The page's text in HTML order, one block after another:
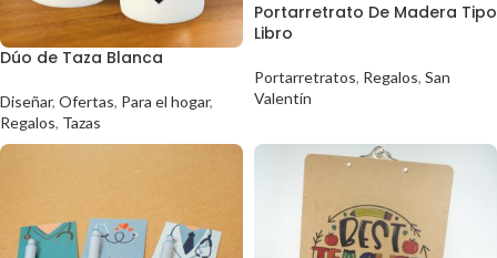
Dúo de Taza Blanca
Diseñar, Ofertas, Para el hogar,
Regalos, Tazas
Portarretrato De Madera Tipo
Libro
Portarretratos, Regalos, San
Valentín